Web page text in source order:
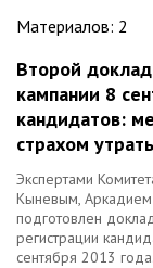
Материалов: 2
Второй
кампании 8
кандидатов:
страхом
Экспертами
Кыневым,
подготовлен
регистрации
сентября 2013 года.